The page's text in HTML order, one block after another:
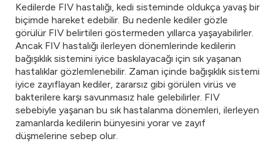
Kedilerde FIV hastalığı, kedi sisteminde oldukça yavaş bir
biçimde hareket edebilir. Bu nedenle kediler gözle
görülür FIV belirtileri göstermeden yıllarca yaşayabilirler.
Ancak FIV hastalığı ilerleyen dönemlerinde kedilerin
bağışıklık sistemini iyice baskılayacağı için sık yaşanan
hastalıklar gözlemlenebilir. Zaman içinde bağışıklık sistemi
iyice zayıflayan kediler, zararsız gibi görülen virüs ve
bakterilere karşı savunmasız hale gelebilirler. FIV
sebebiyle yaşanan bu sık hastalanma dönemleri, ilerleyen
zamanlarda kedilerin bünyesini yorar ve zayıf
düşmelerine sebep olur.